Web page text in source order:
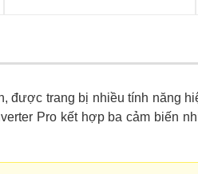
được trang bị nhiều tính năng
Pro kết hợp ba cảm biến